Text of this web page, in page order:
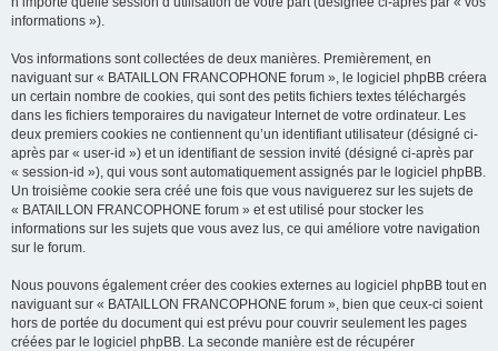
informations »).
Vos informations sont collectées de deux manières. Premièrement, en
naviguant sur « BATAILLON FRANCOPHONE forum », le logiciel phpBB créera
un certain nombre de cookies, qui sont des petits fichiers textes téléchargés
dans les fichiers temporaires du navigateur Internet de votre ordinateur. Les
deux premiers cookies ne contiennent qu’un identifiant utilisateur (désigné ci-
après par « user-id ») et un identifiant de session invité (désigné ci-après par
« session-id »), qui vous sont automatiquement assignés par le logiciel phpBB.
Un troisième cookie sera créé une fois que vous naviguerez sur les sujets de
« BATAILLON FRANCOPHONE forum » et est utilisé pour stocker les
informations sur les sujets que vous avez lus, ce qui améliore votre navigation
sur le forum.
Nous pouvons également créer des cookies externes au logiciel phpBB tout en
naviguant sur « BATAILLON FRANCOPHONE forum », bien que ceux-ci soient
hors de portée du document qui est prévu pour couvrir seulement les pages
créées par le logiciel phpBB. La seconde manière est de récupérer